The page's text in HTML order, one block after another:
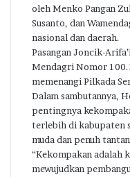
oleh Menko Pangan
Susanto, dan
nasional dan daerah.
Pasangan Joncik-
Mendagri Nomor
memenangi Pilkada
Dalam sambutannya,
pentingnya
terlebih di kabupaten
muda dan penuh
“Kekompakan adalah
mewujudkan